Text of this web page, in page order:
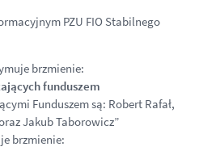
PZU FIO Stabilnego
brzmienie:
funduszem
Funduszem są: Robert Rafał,
Jakub Taborowicz”
brzmienie: